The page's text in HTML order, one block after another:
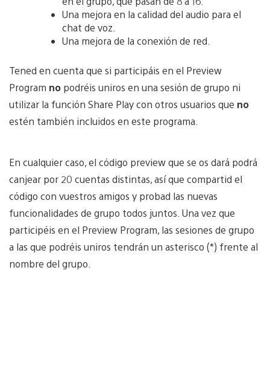
Una mejora en la calidad del audio para el
chat de voz.
Una mejora de la conexión de red.
Tened en cuenta que si participáis en el Preview
Program no podréis uniros en una sesión de grupo ni
utilizar la función Share Play con otros usuarios que no
estén también incluidos en este programa.
En cualquier caso, el código preview que se os dará podrá
canjear por 20 cuentas distintas, así que compartid el
código con vuestros amigos y probad las nuevas
funcionalidades de grupo todos juntos. Una vez que
participéis en el Preview Program, las sesiones de grupo
a las que podréis uniros tendrán un asterisco (*) frente al
nombre del grupo.